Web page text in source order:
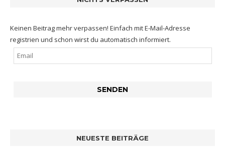
Keinen Beitrag mehr verpassen! Einfach mit E-Mail-Adresse
registrien und schon wirst du automatisch informiert.
NEUESTE BEITRÄGE